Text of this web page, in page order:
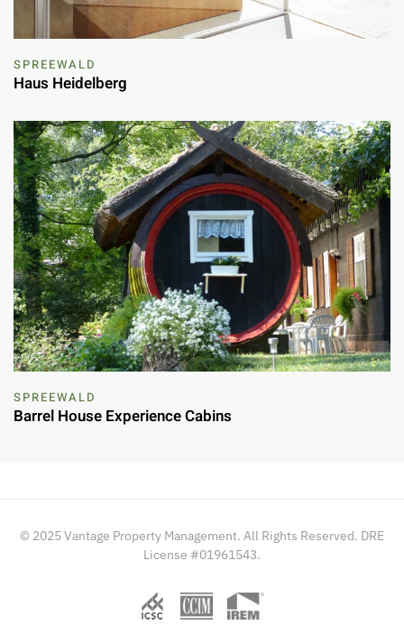
SPREEWALD
Haus Heidelberg
SPREEWALD
Barrel House Experience Cabins
© 2025 Vantage Property Management. All Rights Reserved. DRE
License #01961543.